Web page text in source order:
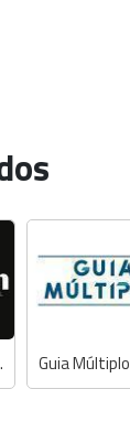
Guia Múltiplo